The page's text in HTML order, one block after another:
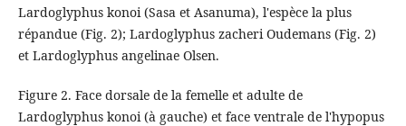
Lardoglyphus konoi (Sasa et Asanuma), l'espèce la plus
répandue (Fig. 2); Lardoglyphus zacheri Oudemans (Fig. 2)
et Lardoglyphus angelinae Olsen.
Figure 2. Face dorsale de la femelle et adulte de
Lardoglyphus konoi (à gauche) et face ventrale de l'hypopus